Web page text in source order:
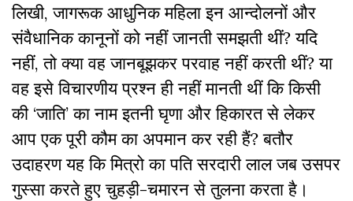
लिखी, जागरूक आधुनिक महिला इन आन्दोलनों और
संवैधानिक कानूनों को नहीं जानती समझती थीं? यदि
नहीं, तो क्या वह जानबूझकर परवाह नहीं करती थीं? या
वह इसे विचारणीय प्रश्न ही नहीं मानती थीं कि किसी
की ‘जाति’ का नाम इतनी घृणा और हिकारत से लेकर
आप एक पूरी कौम का अपमान कर रही हैं? बतौर
उदाहरण यह कि मित्रो का पति सरदारी लाल जब उसपर
गुस्सा करते हुए चुहड़ी-चमारन से तुलना करता है।